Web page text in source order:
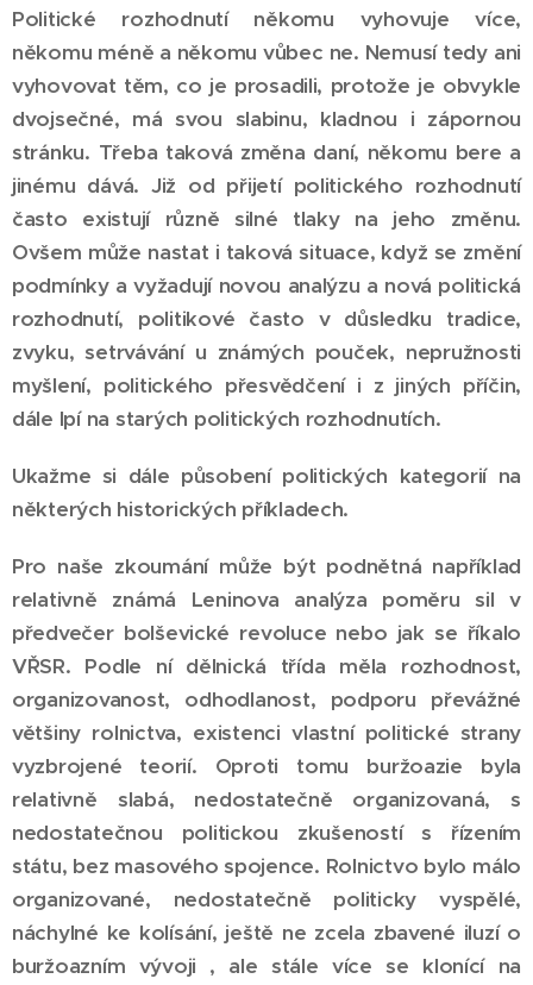
Politické rozhodnutí někomu vyhovuje více,
někomu méně a někomu vůbec ne. Nemusí tedy ani
vyhovovat těm, co je prosadili, protože je obvykle
dvojsečné, má svou slabinu, kladnou i zápornou
stránku. Třeba taková změna daní, někomu bere a
jinému dává. Již od přijetí politického rozhodnutí
často existují různě silné tlaky na jeho změnu.
Ovšem může nastat i taková situace, když se změní
podmínky a vyžadují novou analýzu a nová politická
rozhodnutí, politikové často v důsledku tradice,
zvyku, setrvávání u známých pouček, nepružnosti
myšlení, politického přesvědčení i z jiných příčin,
dále lpí na starých politických rozhodnutích.
Ukažme si dále působení politických kategorií na
některých historických příkladech.
Pro naše zkoumání může být podnětná například
relativně známá Leninova analýza poměru sil v
předvečer bolševické revoluce nebo jak se říkalo
VŘSR. Podle ní dělnická třída měla rozhodnost,
organizovanost, odhodlanost, podporu převážné
většiny rolnictva, existenci vlastní politické strany
vyzbrojené teorií. Oproti tomu buržoazie byla
relativně slabá, nedostatečně organizovaná, s
nedostatečnou politickou zkušeností s řízením
státu, bez masového spojence. Rolnictvo bylo málo
organizované, nedostatečně politicky vyspělé,
náchylné ke kolísání, ještě ne zcela zbavené iluzí o
buržoazním vývoji , ale stále více se klonící na